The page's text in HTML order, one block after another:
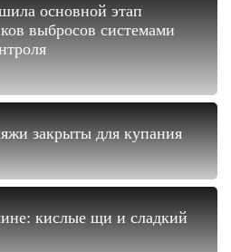
основной этап
выбросов системами
закрыты для купания
кислые щи и сладкий